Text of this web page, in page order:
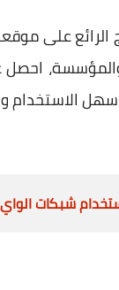
على
والمؤسسة،
الاستخدام